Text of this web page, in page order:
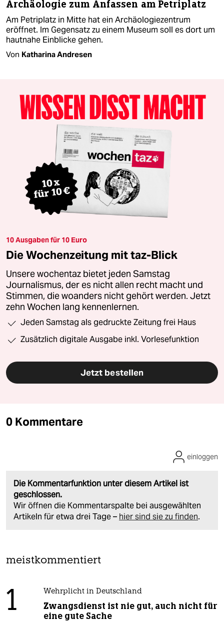
Archäologie zum Anfassen am Petriplatz
Am Petriplatz in Mitte hat ein Archäologiezentrum
eröffnet. Im Gegensatz zu einem Museum soll es dort um
hautnahe Einblicke gehen.
Von Katharina Andresen
10 Ausgaben für 10 Euro
Die Wochenzeitung mit taz-Blick
Unsere wochentaz bietet jeden Samstag
Journalismus, der es nicht allen recht macht und
Stimmen, die woanders nicht gehört werden. Jetzt
zehn Wochen lang kennenlernen.
Jeden Samstag als gedruckte Zeitung frei Haus
Zusätzlich digitale Ausgabe inkl. Vorlesefunktion
Jetzt bestellen
0 Kommentare
Die Kommentarfunktion unter diesem Artikel ist
geschlossen.
Wir öffnen die Kommentarspalte bei ausgewählten
Artikeln für etwa drei Tage – hier sind sie zu finden.
einloggen
meistkommentiert
1 Wehrplicht in Deutschland
Zwangsdienst ist nie gut, auch nicht für
eine gute Sache